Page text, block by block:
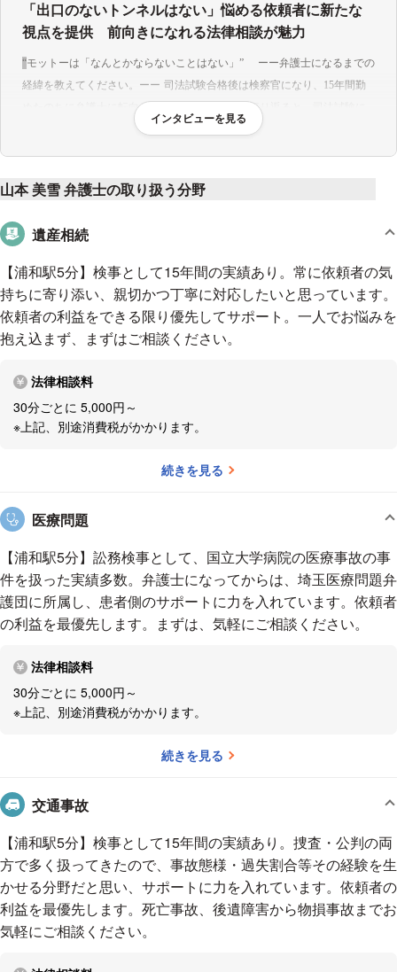
• 平成22年3月 検事退官
• 平成22年4月 弁護士登録
• 戸田市個人情報保護審査会委員
• 戸田市行政不服審査会委員
• さいたま市精神医療審査会委員
• 埼玉医療問題弁護団団員
【性格】
ポジティブで元気，気さく。昔から話し易さには自信がありま
す。
検事になったときから始めたスキューバダイビングが趣味で
す。
世界中のいろんな海に行って潜るのが夢ですが，その夢はいつ
実現するのでしょうか。
「出口のないトンネルはない」悩める依頼者に新たな
視点を提供 前向きになれる法律相談が魅力
モットーは「なんとかならないことはない」
ーー弁護士になるまでの
経緯を教えてください。
司法試験合格後は検察官になり、15年間勤
めたのちに弁護士に転向しました。
これまでを振り返ると、司法試験に
受かるまでには年数もかかり、平坦な道のりではありませんでした。検察
て11年、今年で12年目になります。 ーー注力分野はありますか？
けていません。いわゆる「マチ弁」として、離婚問題や相続問題、労働事
件、不動産トラブル、多重債務問題など、さまざまな依頼を引き受けてい
ます。
ーー仕事をするうえで心がけていることを教えてください。
依頼者に異なる視点を持ってもらうことを心がけています。
ーは、「なんとかならないことはない」。出口のないトンネルはないし、
春の来ない冬もない。止まない雨もないと思っています。
みを聞いたら、「こういうふうに考えてみませんか？」と、少しでも前向
ざま。悩みを抱えているとひとつの側面からしか考えられなくなるもので
は、依頼者が気づいていない物事の見方や捉え方を示せるように意識して
また、その事件の落としどころ、というか、双方が納得できるような解決
方法を模索し、調整することも重要だと思っています。
事件によって
は、必ずしも依頼者の希望通りにいかないこともあり、にもかかわらず、
一つの方針に固執すると、いつまでたっても平行線で、解決できないです
よね。いたずらに紛争を長引かせることが得策とは限りません。落としど
か」と依頼者を説得することも大切だと思います。
けてもらえると、事件を手がけてよかったなと思います。
どう構成しようか考えながら進めていきます。ひとつずつ着実に運び、思
とう」と言ってもらえる仕事を続けたい
い。
趣味はスキューバダイビングです。
スポーツではないところが好きです。地上と同じように、海の中も地形が
ユニークです。その中を空を飛んでいるように泳ぐのは気持ちのよいもの
です。また、迫力のある群れやきれいな色の魚たちと出会えるのも楽しい
です。いつ潜っても表情が違うので飽きません。季節によって見られる魚
も異なりますし、同じポイントでも、潮の流れ等その時の状況によって出
インタビューを見る
山本 美雪 弁護士の取り扱う分野
遺産相続
【浦和駅5分】検事として15年間の実績あり。常に依頼者の気
持ちに寄り添い、親切かつ丁寧に対応したいと思っています。
依頼者の利益をできる限り優先してサポート。一人でお悩みを
抱え込まず、まずはご相談ください。
法律相談料
30分ごとに 5,000円～
※上記、別途消費税がかかります。
続きを見る
医療問題
【浦和駅5分】訟務検事として、国立大学病院の医療事故の事
件を扱った実績多数。弁護士になってからは、埼玉医療問題弁
護団に所属し、患者側のサポートに力を入れています。依頼者
の利益を最優先します。まずは、気軽にご相談ください。
法律相談料
30分ごとに 5,000円～
※上記、別途消費税がかかります。
続きを見る
交通事故
【浦和駅5分】検事として15年間の実績あり。捜査・公判の両
方で多く扱ってきたので、事故態様・過失割合等その経験を生
かせる分野だと思い、サポートに力を入れています。依頼者の
利益を最優先します。死亡事故、後遺障害から物損事故までお
気軽にご相談ください。